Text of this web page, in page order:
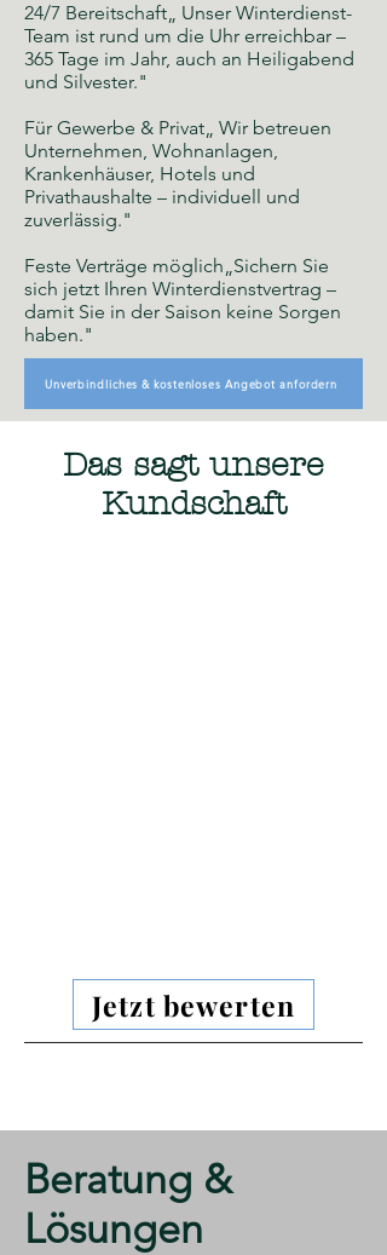
24/7 Bereitschaft„ Unser Winterdienst-
Team ist rund um die Uhr erreichbar –
365 Tage im Jahr, auch an Heiligabend
und Silvester."
Für Gewerbe & Privat„ Wir betreuen
Unternehmen, Wohnanlagen,
Krankenhäuser, Hotels und
Privathaushalte – individuell und
zuverlässig."
Feste Verträge möglich„Sichern Sie
sich jetzt Ihren Winterdienstvertrag –
damit Sie in der Saison keine Sorgen
haben."
Unverbindliches & kostenloses Angebot anfordern
Das sagt unsere
Kundschaft
Jetzt bewerten
​Beratung &
Lösungen